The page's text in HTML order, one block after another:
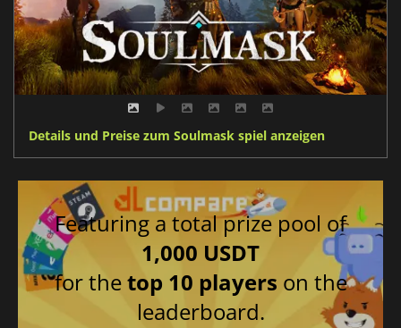
Details und Preise zum Soulmask spiel anzeigen
Featuring a total prize pool of
1,000 USDT
for thetop 10 players on the
leaderboard.